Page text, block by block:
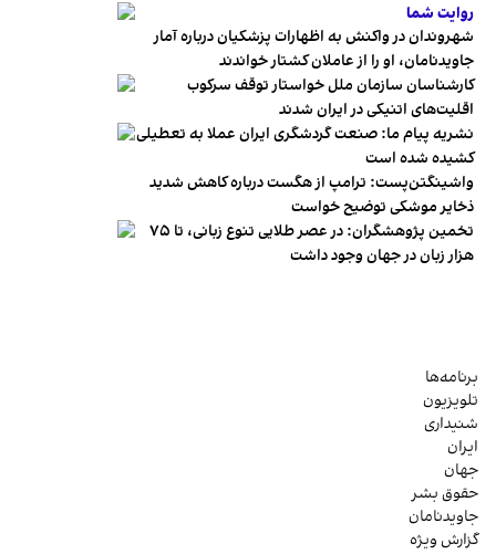
روایت شما
شهروندان در واکنش به اظهارات پزشکیان درباره آمار
جاویدنامان، او را از عاملان کشتار خواندند
کارشناسان سازمان ملل خواستار توقف سرکوب
اقلیت‌های اتنیکی در ایران شدند
نشریه پیام ما: صنعت گردشگری ایران عملا به تعطیلی
کشیده شده است
واشینگتن‌پست: ترامپ از هگست درباره کاهش شدید
ذخایر موشکی توضیح خواست
تخمین پژوهشگران: در عصر طلایی تنوع زبانی، تا ۷۵
هزار زبان در جهان وجود داشت
برنامه‌ها
تلویزیون
شنیداری
ایران
جهان
حقوق بشر
جاویدنامان
گزارش ویژه